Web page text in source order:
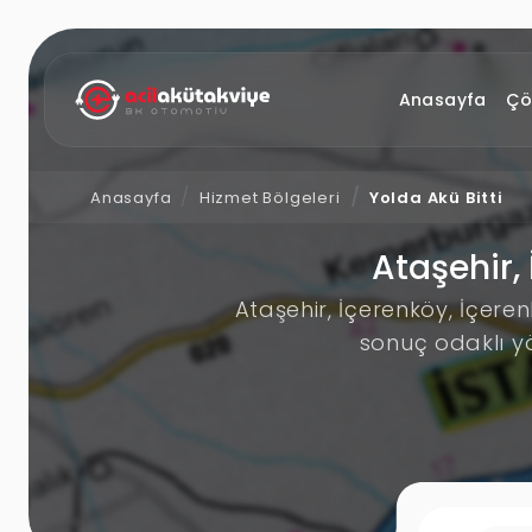
Anasayfa
Ataşehir,
Ataşehir, İçerenköy,
sonuç odaklı
Anasayfa Hizmet Bölgeleri Yolda Akü Bitti